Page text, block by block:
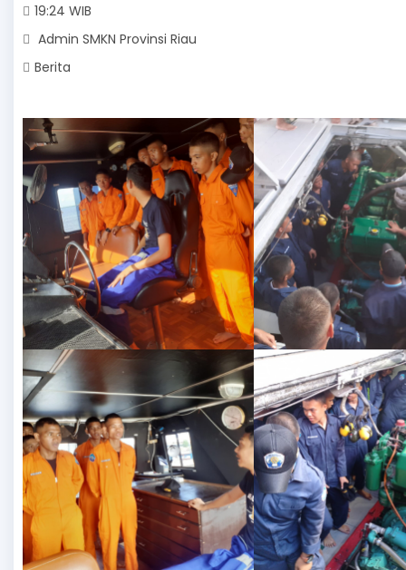
19:24 WIB
Admin SMKN Provinsi Riau
Berita